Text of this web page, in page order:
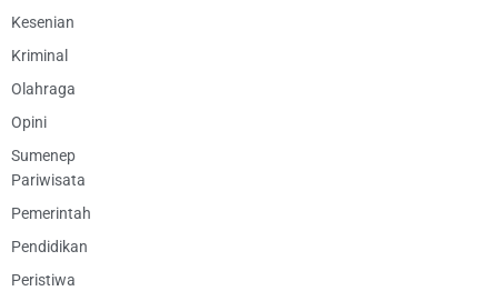
Kesenian
Kriminal
Olahraga
Opini
Sumenep
Pariwisata
Pemerintah
Pendidikan
Peristiwa